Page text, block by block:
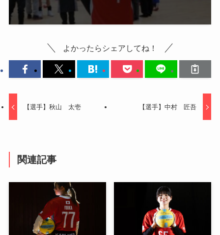
よかったらシェアしてね！
【選手】秋山 太壱 【選手】中村 匠吾
関連記事